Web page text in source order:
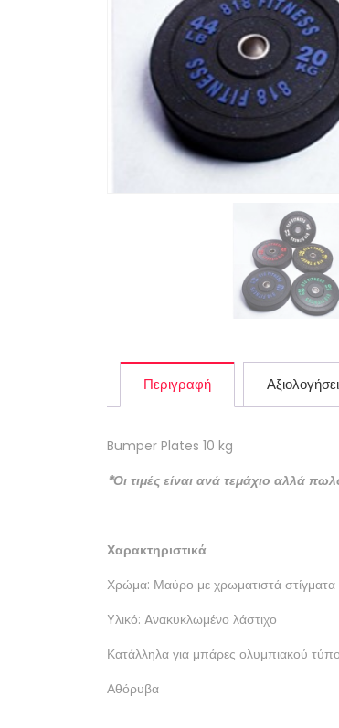
Περιγραφή
Bumper Plates 10 kg
*Οι τιμές είναι ανά τεμάχιο αλλά
Χαρακτηριστικά
Χρώμα: Μαύρο με χρωματιστά στίγματα
Yλικό: Aνακυκλωμένο λάστιχο
Κατάλληλα για μπάρες ολυμπιακού
Αθόρυβα